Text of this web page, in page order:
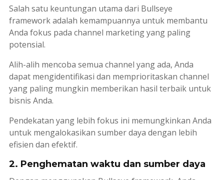
Salah satu keuntungan utama dari Bullseye
frameworkadalah kemampuannya untuk membantu
Anda fokus pada channel marketingyang paling
potensial.
Alih-alih mencoba semua channel yang ada, Anda
dapat mengidentifikasi dan memprioritaskan channel
yang paling mungkin memberikan hasil terbaik untuk
bisnis Anda.
Pendekatan yang lebih fokus ini memungkinkan Anda
untuk mengalokasikan sumber daya dengan lebih
efisien dan efektif.
2. Penghematan waktu dan sumber daya